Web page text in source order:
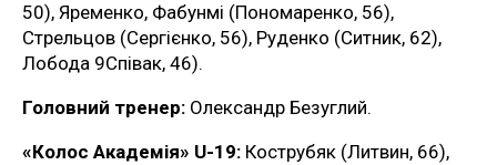
50), Яременко, Фабунмі (Пономаренко, 56),
Стрельцов (Сергієнко, 56), Руденко (Ситник, 62),
Лобода 9Співак, 46).
Головний тренер: Олександр Безуглий.
«Колос Академія» U-19: Кострубяк (Литвин, 66),